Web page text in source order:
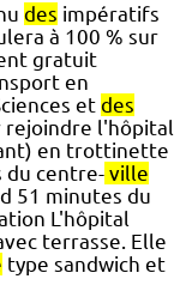
des impératifs
à 100 % sur
gratuit
en
et des
rejoindre l'hôpital
en trottinette
du centre- ville
51 minutes du
L'hôpital
terrasse. Elle
type sandwich et